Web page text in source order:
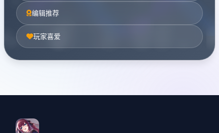
编辑推荐
玩家喜爱